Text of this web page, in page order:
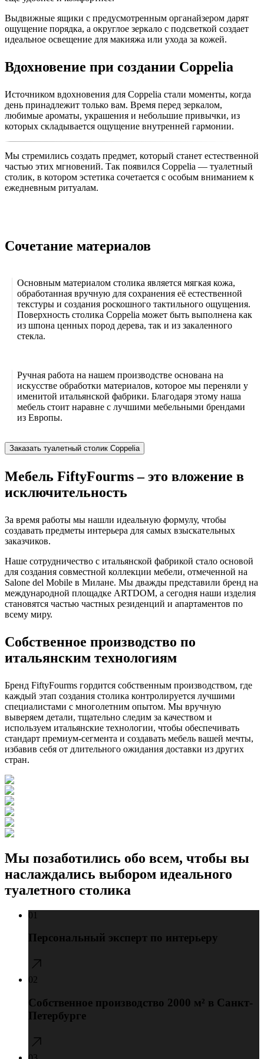
Выдвижные ящики с предусмотренным органайзером дарят
ощущение порядка, а округлое зеркало с подсветкой создает
идеальное освещение для макияжа или ухода за кожей.
Вдохновение при создании Coppelia
Источником вдохновения для Coppelia стали моменты, когда
день принадлежит только вам. Время перед зеркалом,
любимые ароматы, украшения и небольшие привычки, из
которых складывается ощущение внутренней гармонии.
Мы стремились создать предмет, который станет естественной
частью этих мгновений. Так появился Coppelia — туалетный
столик, в котором эстетика сочетается с особым вниманием к
ежедневным ритуалам.
Сочетание материалов
Основным материалом столика является мягкая кожа,
обработанная вручную для сохранения её естественной
текстуры и создания роскошного тактильного ощущения.
Поверхность столика Coppeliа может быть выполнена как
из шпона ценных пород дерева, так и из закаленного
стекла.
Ручная работа на нашем производстве основана на
искусстве обработки материалов, которое мы переняли у
именитой итальянской фабрики. Благодаря этому наша
мебель стоит наравне с лучшими мебельными брендами
из Европы.
Заказать туалетный столик Coppelia
Мебель FiftyFourms – это вложение в
исключительность
За время работы мы нашли идеальную формулу, чтобы
создавать предметы интерьера для самых взыскательных
заказчиков.
Наше сотрудничество с итальянской фабрикой стало основой
для создания совместной коллекции мебели, отмеченной на
Salone del Mobile в Милане. Мы дважды представили бренд на
международной площадке ARTDOM, а сегодня наши изделия
становятся частью частных резиденций и апартаментов по
всему миру.
Собственное производство по
итальянским технологиям
Бренд FiftyFourms гордится собственным производством, где
каждый этап создания столика контролируется лучшими
специалистами с многолетним опытом. Мы вручную
выверяем детали, тщательно следим за качеством и
используем итальянские технологии, чтобы обеспечивать
стандарт премиум-сегмента и создавать мебель вашей мечты,
избавив себя от длительного ожидания доставки из других
стран.
Мы позаботились обо всем, чтобы вы
наслаждались выбором идеального
туалетного столика
01
Персональный эксперт по интерьеру
мебели до послепродажного сервиса.
02
Собственное производство 2000 м² в Санкт-
Петербурге